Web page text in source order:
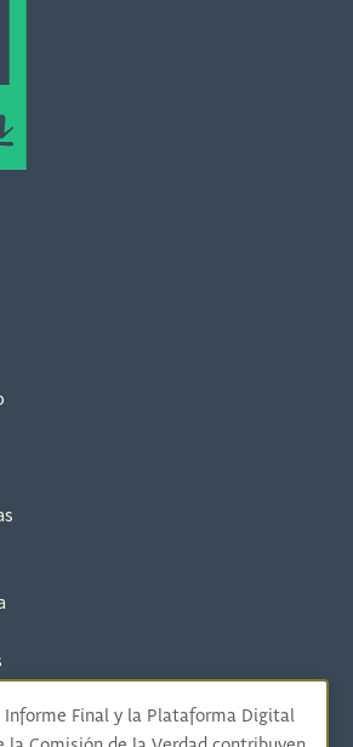
Informe Final y la Plataforma Digital